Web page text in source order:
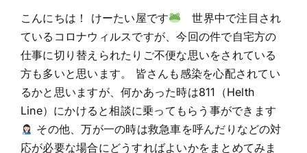
こんにちは！ けーたい屋です
世界中で注目され
ているコロナウィルスですが、今回の件で自宅方の
仕事に切り替えられたりご不便な思いをされている
方も多いと思います。 皆さんも感染を心配されてい
るかと思いますが、何かあった時は811（Helth
Line）にかけると相談に乗ってもらう事ができます
その他、万が一の時は救急車を呼んだりなどの対
応が必要な場合にどうすればよいかをまとめてみま